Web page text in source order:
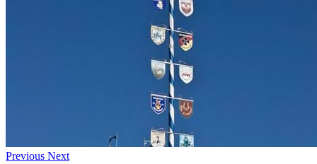
Previous Next